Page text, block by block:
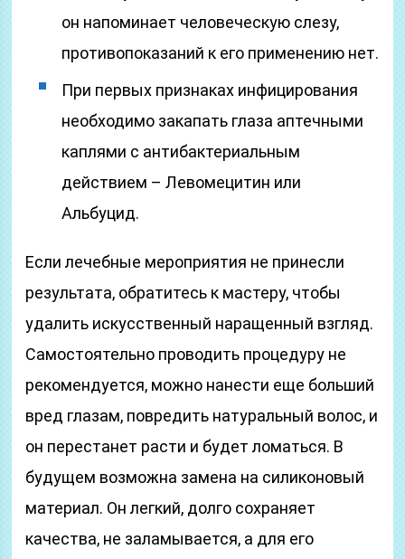
он напоминает человеческую слезу,
противопоказаний к его применению нет.
При первых признаках инфицирования
необходимо закапать глаза аптечными
каплями с антибактериальным
действием – Левомецитин или
Альбуцид.
Если лечебные мероприятия не принесли
результата, обратитесь к мастеру, чтобы
удалить искусственный наращенный взгляд.
Самостоятельно проводить процедуру не
рекомендуется, можно нанести еще больший
вред глазам, повредить натуральный волос, и
он перестанет расти и будет ломаться. В
будущем возможна замена на силиконовый
материал. Он легкий, долго сохраняет
качества, не заламывается, а для его